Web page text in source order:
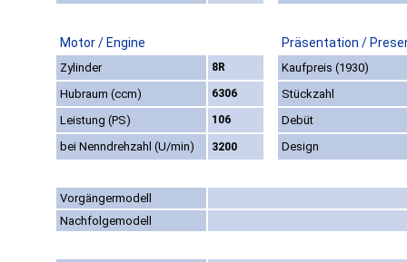
Motor / Engine Präsentation /
Zylinder 8R
Kaufpreis (1930)
Hubraum (ccm)
6306
Stückzahl
Leistung (PS)
106
Debüt
bei Nenndrehzahl (U/min)
3200 Design
Vorgängermodell
Nachfolgemodell